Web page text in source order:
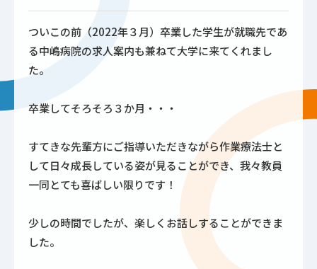
ついこの前（2022年３月）卒業した学生が就職先であ
る中嶋病院の求人案内も兼ねて大学に来てくれまし
た。
卒業してそろそろ３か月・・・
すてきな先輩方にご指導いただきながら作業療法士と
して日々成長している姿が見ることができ、我々教員
一同とても喜ばしい限りです！
少しの時間でしたが、楽しくお話しすることができま
した。